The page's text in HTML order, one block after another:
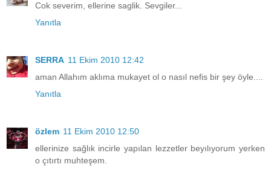
Cok severim, ellerine saglik. Sevgiler...
Yanıtla
SERRA 11 Ekim 2010 12:42
aman Allahım aklıma mukayet ol o nasıl nefis bir şey öyle....
Yanıtla
özlem 11 Ekim 2010 12:50
ellerinize sağlık incirle yapılan lezzetler beyılıyorum yerken
o çıtırtı muhteşem.